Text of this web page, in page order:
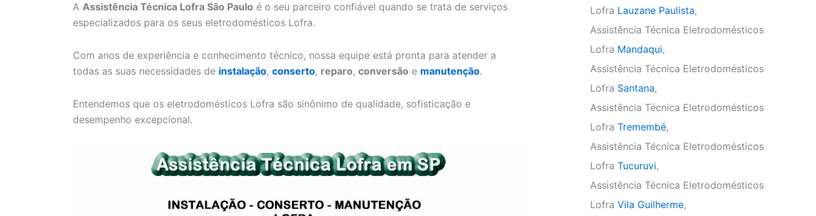
A Assistência Técnica Lofra São Paulo é o seu parceiro confiável quando se trata de serviços
especializados para os seus eletrodomésticos Lofra.
Com anos de experiência e conhecimento técnico, nossa equipe está pronta para atender a
todas as suas necessidades de instalação, conserto, reparo, conversão e manutenção.
Entendemos que os eletrodomésticos Lofra são sinônimo de qualidade, sofisticação e
desempenho excepcional.
Lofra Lauzane Paulista,
Assistência Técnica Eletrodomésticos
Lofra Mandaqui,
Assistência Técnica Eletrodomésticos
Lofra Santana,
Assistência Técnica Eletrodomésticos
Lofra Tremembé,
Assistência Técnica Eletrodomésticos
Lofra Tucuruvi,
Assistência Técnica Eletrodomésticos
Lofra Vila Guilherme,